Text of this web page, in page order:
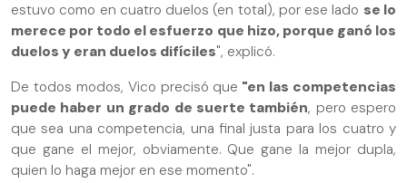
estuvo como en cuatro duelos (en total), por ese lado se lo
merece por todo el esfuerzo que hizo, porque ganó los
duelos y eran duelos difíciles", explicó.
De todos modos, Vico precisó que "en las competencias
puede haber un grado de suerte también, pero espero
que sea una competencia, una final justa para los cuatro y
que gane el mejor, obviamente. Que gane la mejor dupla,
quien lo haga mejor en ese momento".